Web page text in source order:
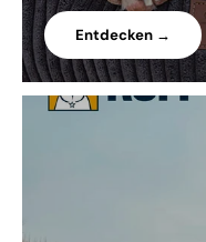
Entdecken →